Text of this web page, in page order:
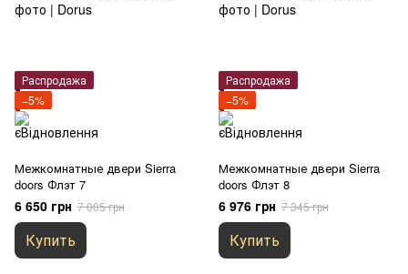
Распродажа
−5%
Межкомнатные двери Sierra
doors Флэт 7
6 650 грн 7 005 грн
Купить
Распродажа
−5%
Межкомнатные двери Sierra
doors Флэт 8
6 976 грн 7 345 грн
Купить